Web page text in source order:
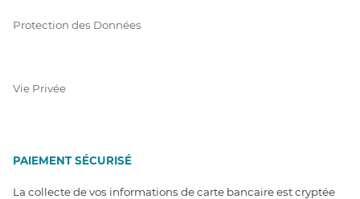
Protection des Données
Vie Privée
PAIEMENT SÉCURISÉ
La collecte de vos informations de carte bancaire est cryptée